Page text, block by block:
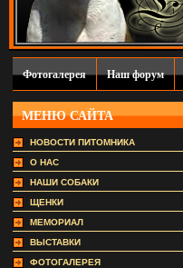
Фотогалерея Наш форум
МЕНЮ САЙТА
НОВОСТИ ПИТОМНИКА
О НАС
НАШИ СОБАКИ
ЩЕНКИ
МЕМОРИАЛ
ВЫСТАВКИ
ФОТОГАЛЕРЕЯ